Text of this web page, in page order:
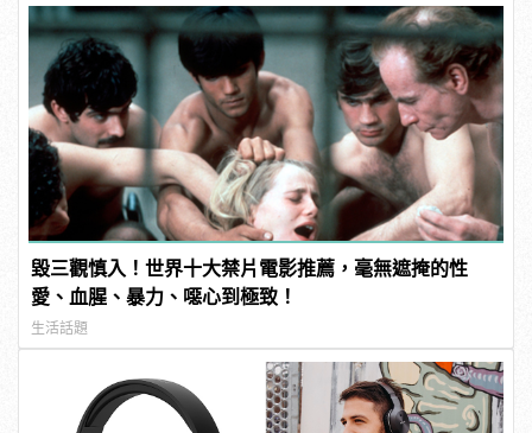
毀三觀慎入！世界十大禁片電影推薦，毫無遮掩的性
愛、血腥、暴力、噁心到極致！
生活話題